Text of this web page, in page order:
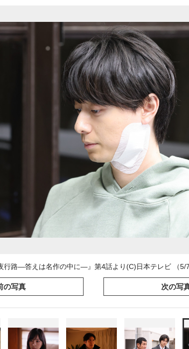
行路―答えは名作の中に―』第4話より(C)日本テレビ （5/7
の写真 次の写